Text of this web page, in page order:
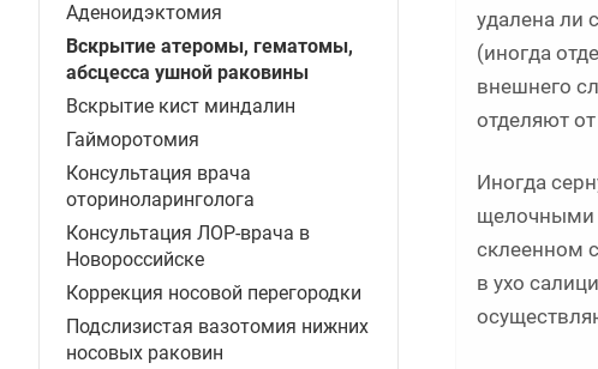
удалена ли
(иногда
внешнего
отделяют
Иногда
щелочными
склеенном
в ухо
Аденоидэктомия
Вскрытие атеромы, гематомы,
абсцесса ушной раковины
Вскрытие кист миндалин
Гайморотомия
Консультация врача
оториноларинголога
Консультация ЛОР-врача в
Новороссийске
Коррекция носовой перегородки
Подслизистая вазотомия нижних
носовых раковин